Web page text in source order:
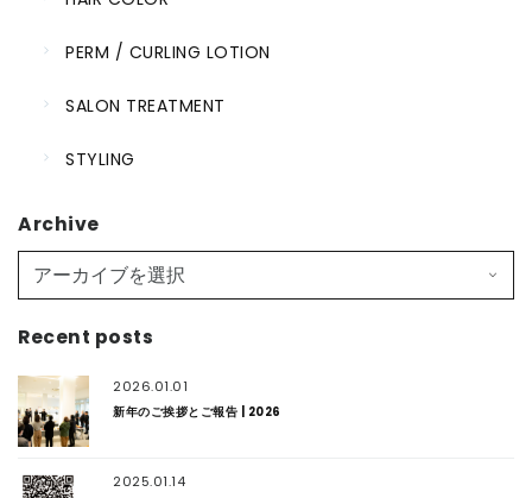
PERM / CURLING LOTION
SALON TREATMENT
STYLING
Archive
Recent posts
2026.01.01
新年のご挨拶とご報告 | 2026
2025.01.14